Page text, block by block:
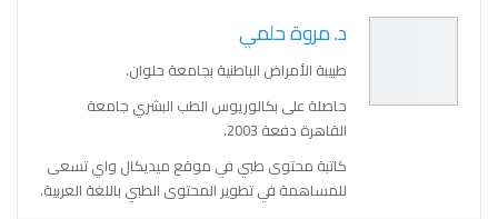
Email
د. مروة حلمي
طبيبة الأمراض الباطنية بجامعة حلوان.
حاصلة على بكالوريوس الطب البشري جامعة
القاهرة دفعة 2003.
كاتبة محتوى طبي في موقع ميديكال واي تسعى
للمساهمة في تطوير المحتوى الطبي باللغة العربية.